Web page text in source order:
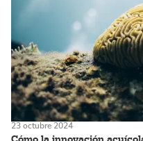
23 octubre 2024